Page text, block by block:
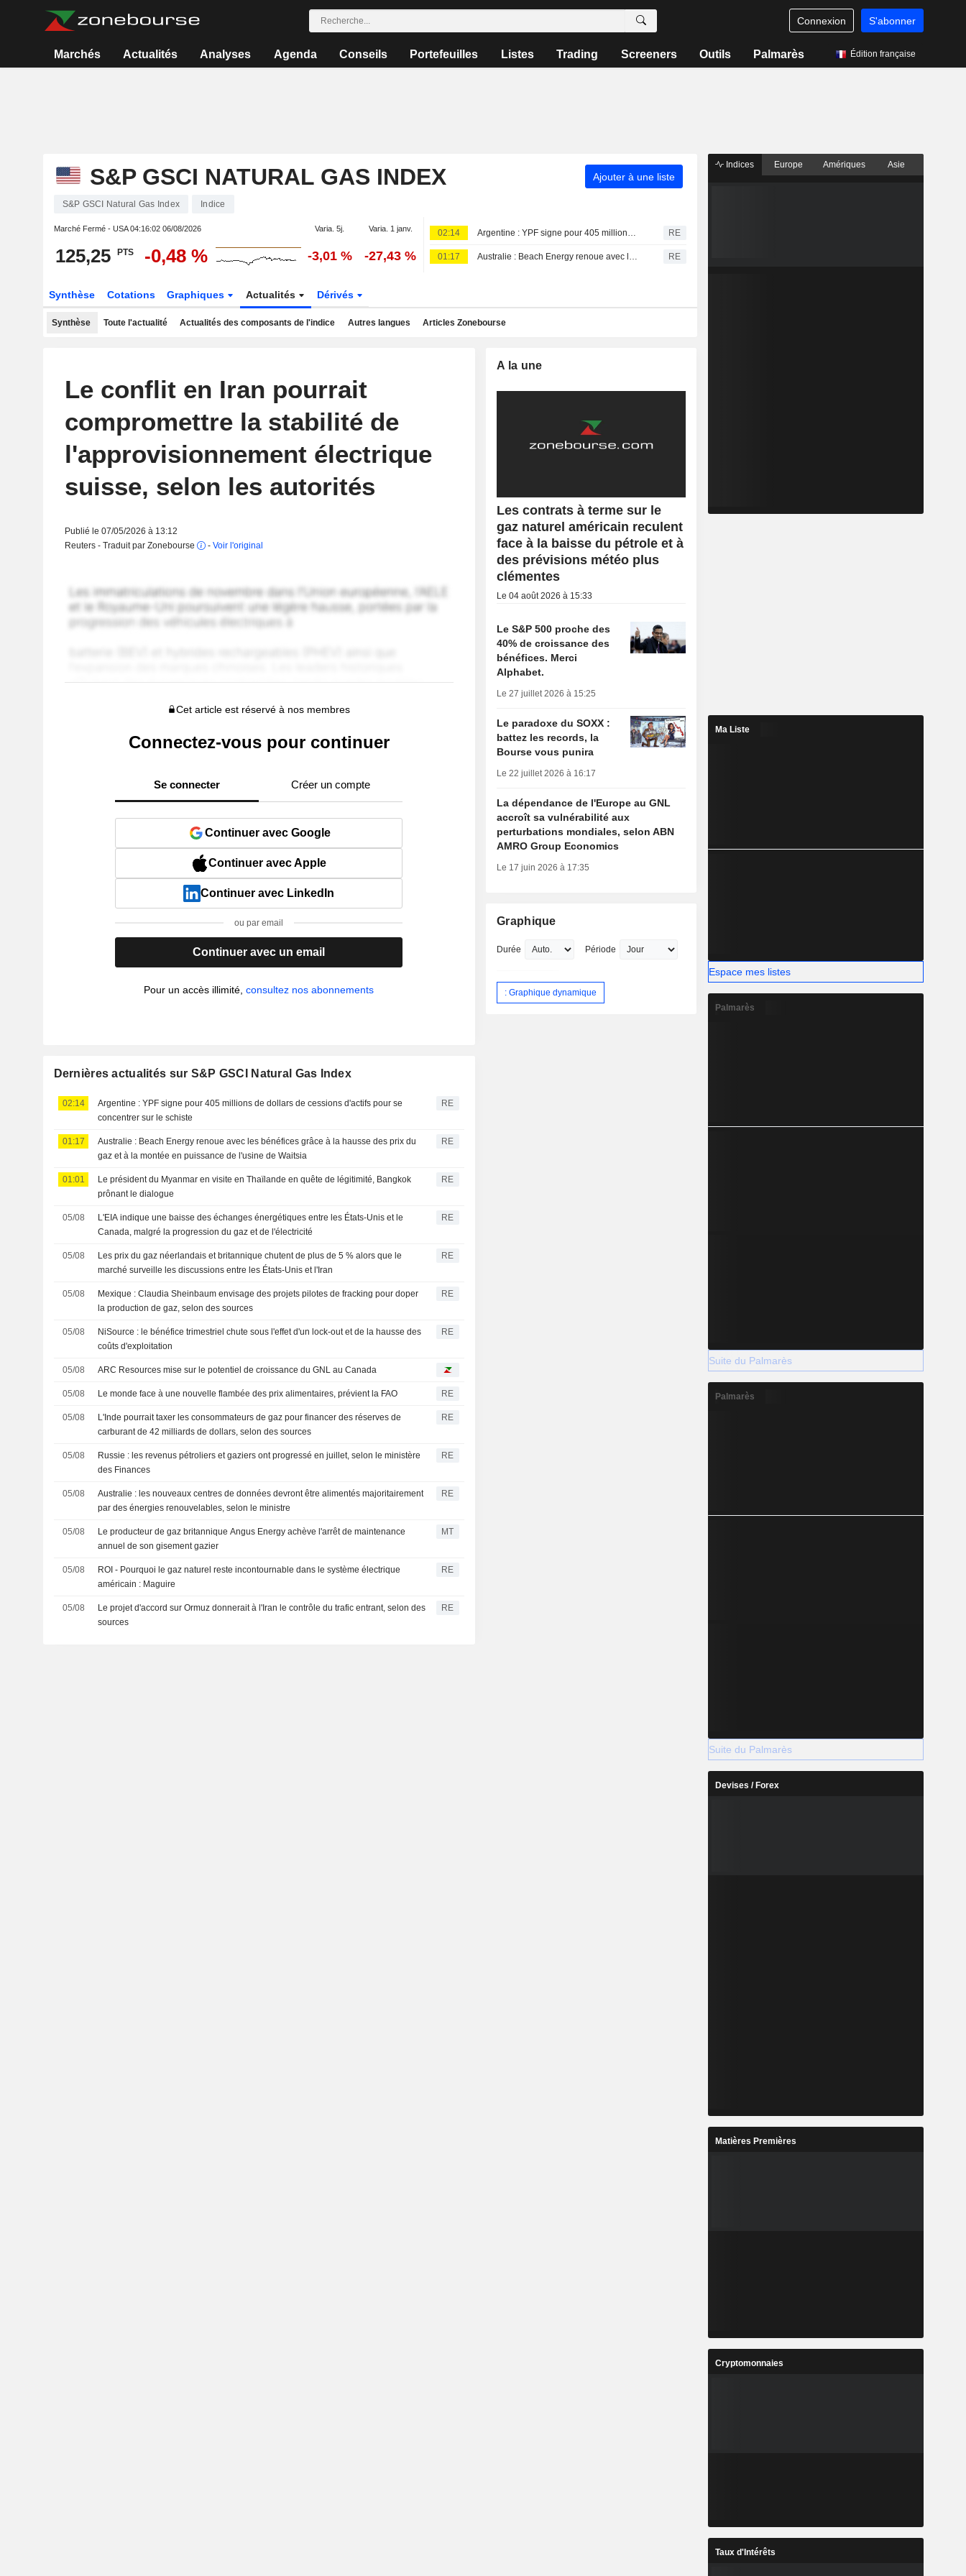
Connexion S'abonner
Marchés Actualités Analyses Agenda Conseils Portefeuilles Listes Trading Screeners Outils Palmarès Édition française
S&P GSCI NATURAL GAS INDEX Ajouter à une liste
S&P GSCI Natural Gas Index Indice
Marché Fermé - USA04:16:02 06/08/2026 Varia. 5j. Varia. 1 janv.
125,25 PTS -0,48 % -3,01 % -27,43 %
02:14 Argentine : YPF signe pour 405 millions de dollars de cessions d'actifs pour se concentrer sur le schiste RE
01:17 Australie : Beach Energy renoue avec les bénéfices grâce à la hausse des prix du gaz et à la montée en puissance de l'usine de Waitsia RE
Synthèse Cotations Graphiques Actualités Dérivés
Synthèse Toute l'actualité Actualités des composants de l'indice Autres langues Articles Zonebourse
Le conflit en Iran pourrait
compromettre la stabilité de
l'approvisionnement électrique
suisse, selon les autorités
Publié le 07/05/2026 à 13:12
Reuters - Traduit par Zonebourse
- Voir l'original
Cet article est réservé à nos membres
Connectez-vous pour continuer
Se connecter Créer un compte
Continuer avec Google
Continuer avec Apple
Continuer avec LinkedIn
ou par email
Continuer avec un email
Pour un accès illimité,consultez nos abonnements
Dernières actualités sur S&P GSCI Natural Gas Index
02:14
Argentine : YPF signe pour 405 millions de dollars de cessions d'actifs pour se
concentrer sur le schiste
RE
01:17
Australie : Beach Energy renoue avec les bénéfices grâce à la hausse des prix du
gaz et à la montée en puissance de l'usine de Waitsia
RE
01:01
Le président du Myanmar en visite en Thaïlande en quête de légitimité, Bangkok
prônant le dialogue
RE
05/08
L'EIA indique une baisse des échanges énergétiques entre les États-Unis et le
Canada, malgré la progression du gaz et de l'électricité
RE
05/08
Les prix du gaz néerlandais et britannique chutent de plus de 5 % alors que le
marché surveille les discussions entre les États-Unis et l'Iran
RE
05/08
Mexique : Claudia Sheinbaum envisage des projets pilotes de fracking pour doper
la production de gaz, selon des sources
RE
05/08
NiSource : le bénéfice trimestriel chute sous l'effet d'un lock-out et de la hausse des
coûts d'exploitation
RE
05/08 ARC Resources mise sur le potentiel de croissance du GNL au Canada
05/08 Le monde face à une nouvelle flambée des prix alimentaires, prévient la FAO RE
05/08
L'Inde pourrait taxer les consommateurs de gaz pour financer des réserves de
carburant de 42 milliards de dollars, selon des sources
RE
05/08
Russie : les revenus pétroliers et gaziers ont progressé en juillet, selon le ministère
des Finances
RE
05/08
Australie : les nouveaux centres de données devront être alimentés majoritairement
par des énergies renouvelables, selon le ministre
RE
05/08
Le producteur de gaz britannique Angus Energy achève l'arrêt de maintenance
annuel de son gisement gazier
MT
05/08
ROI - Pourquoi le gaz naturel reste incontournable dans le système électrique
américain : Maguire
RE
05/08
Le projet d'accord sur Ormuz donnerait à l'Iran le contrôle du trafic entrant, selon des
sources
RE
A la une
Les contrats à terme sur le
gaz naturel américain reculent
face à la baisse du pétrole et à
des prévisions météo plus
clémentes
Le 04 août 2026 à 15:33
Le S&P 500 proche des
40% de croissance des
bénéfices. Merci
Alphabet.
Le 27 juillet 2026 à 15:25
Le paradoxe du SOXX :
battez les records, la
Bourse vous punira
Le 22 juillet 2026 à 16:17
La dépendance de l'Europe au GNL
accroît sa vulnérabilité aux
perturbations mondiales, selon ABN
AMRO Group Economics
Le 17 juin 2026 à 17:35
Graphique
Durée Période
: Graphique dynamique
Indices Europe Amériques Asie
Ma Liste
Espace mes listes
Palmarès
Suite du Palmarès
Palmarès
Suite du Palmarès
Devises / Forex
Matières Premières
Cryptomonnaies
Taux d'Intérêts